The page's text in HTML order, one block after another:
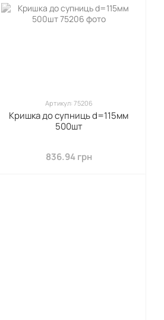
Артикул: 75206
Кришка до супниць d=115мм
500шт
836.94 грн